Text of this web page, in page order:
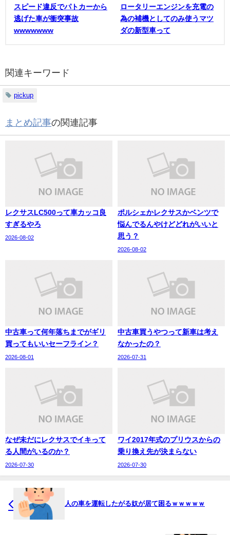
スピード違反でパトカーから
逃げた車が衝突事故
wwwwwww
ロータリーエンジンを充電の
為の補機としてのみ使うマツ
ダの新型車って
関連キーワード
pickup
まとめ記事の関連記事
レクサスLC500って車カッコ良
すぎるやろ
2026-08-02
ポルシェかレクサスかベンツで
悩んでるんやけどどれがいいと
思う？
2026-08-02
中古車って何年落ちまでがギリ
買ってもいいセーフライン？
2026-08-01
中古車買うやつって新車は考え
なかったの？
2026-07-31
なぜ未だにレクサスでイキって
る人間がいるのか？
2026-07-30
ワイ2017年式のプリウスからの
乗り換え先が決まらない
2026-07-30
人の車を運転したがる奴が居て困るｗｗｗｗｗ